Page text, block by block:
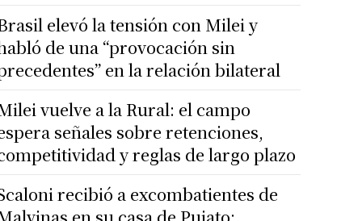
elevó la tensión con Milei y
de una “provocación sin
en la relación bilateral
vuelve a la Rural: el campo
señales sobre retenciones,
y reglas de largo plazo
recibió a excombatientes de